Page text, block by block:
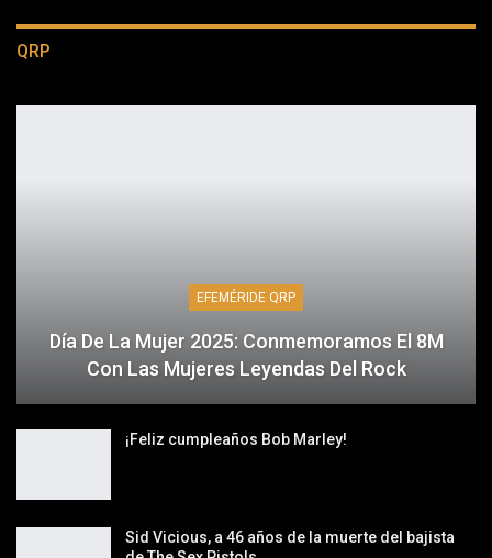
QRP
EFEMÉRIDE QRP
Día De La Mujer 2025: Conmemoramos El 8M
Con Las Mujeres Leyendas Del Rock
¡Feliz cumpleaños Bob Marley!
Sid Vicious, a 46 años de la muerte del bajista